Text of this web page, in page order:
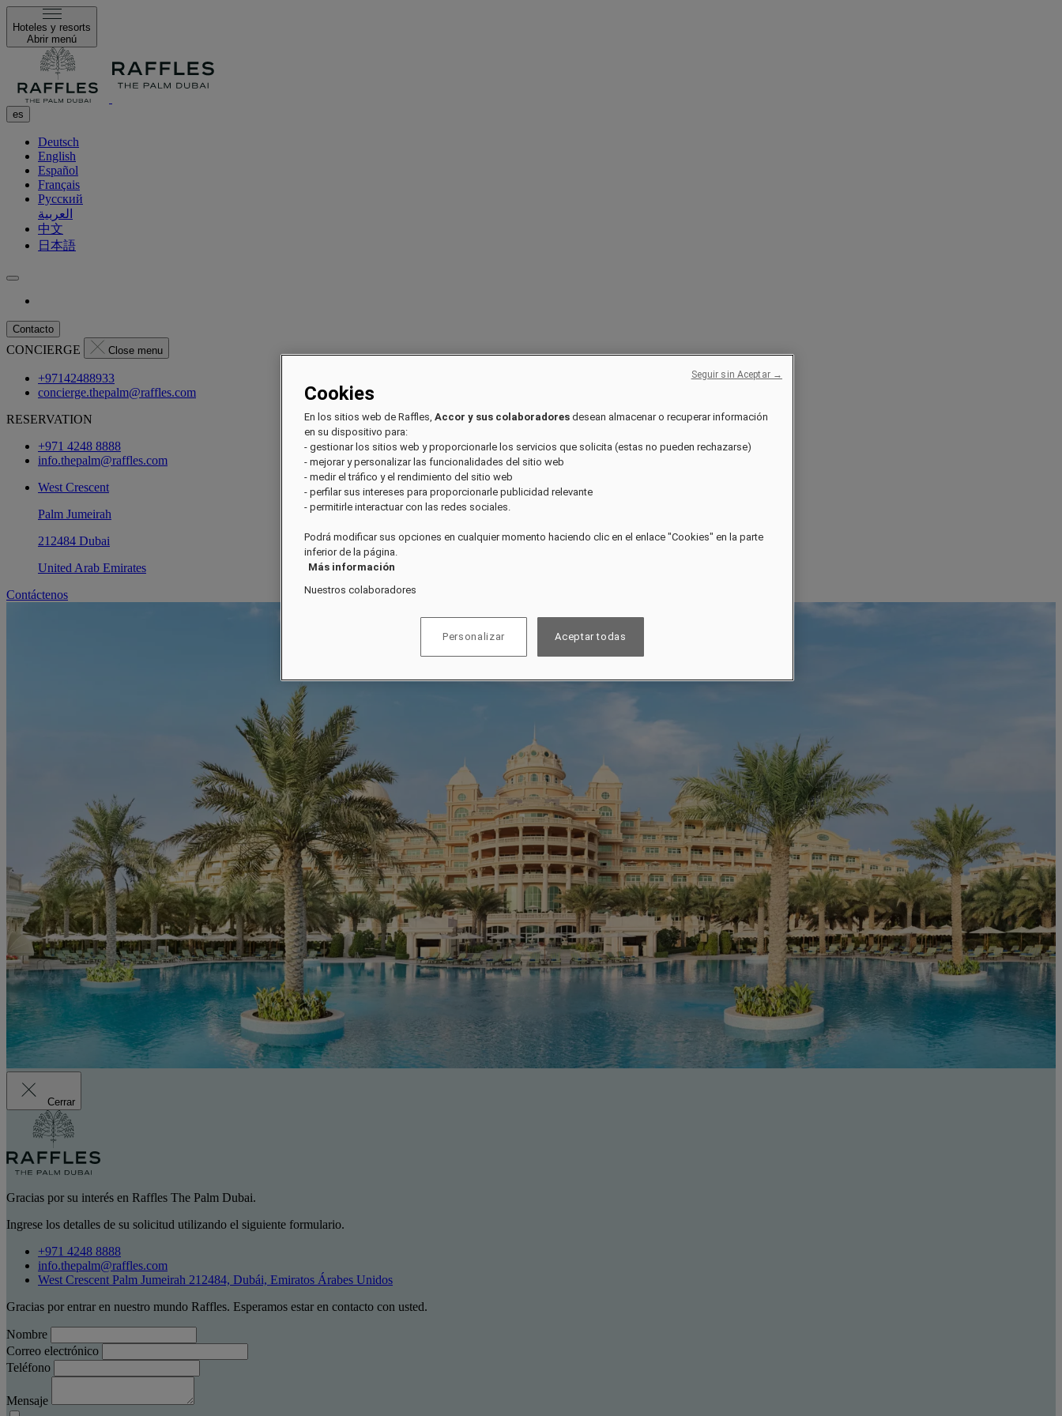
Hoteles y resorts
Abrir menú
es
Deutsch
English
Español
Français
Русский
العربية
中文
日本語
Contacto
CONCIERGE Close menu
+97142488933
concierge.thepalm@raffles.com
RESERVATION
+971 4248 8888
info.thepalm@raffles.com
West Crescent
Palm Jumeirah
212484 Dubai
United Arab Emirates
Contáctenos
Cerrar
Gracias por su interés en Raffles The Palm Dubai.
Ingrese los detalles de su solicitud utilizando el siguiente formulario.
+971 4248 8888
info.thepalm@raffles.com
West Crescent Palm Jumeirah 212484, Dubái, Emiratos Árabes Unidos
Gracias por entrar en nuestro mundo Raffles. Esperamos estar en contacto con usted.
Nombre
Correo electrónico
Teléfono
Mensaje
Cookies
En los sitios web de Raffles, Accor y sus colaboradores desean almacenar o recuperar información
en su dispositivo para:
- gestionar los sitios web y proporcionarle los servicios que solicita (estas no pueden rechazarse)
- mejorar y personalizar las funcionalidades del sitio web
- medir el tráfico y el rendimiento del sitio web
- perfilar sus intereses para proporcionarle publicidad relevante
- permitirle interactuar con las redes sociales.
Podrá modificar sus opciones en cualquier momento haciendo clic en el enlace "Cookies" en la parte
inferior de la página.
Más información
Nuestros colaboradores
Personalizar Aceptar todas
Seguir sin Aceptar →